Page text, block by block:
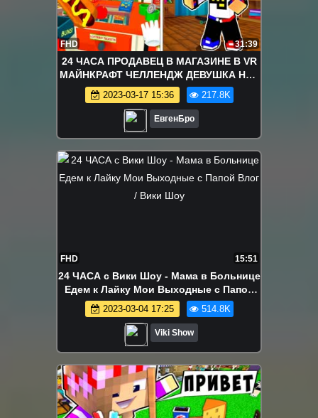
FHD 31:39
24 ЧАСА ПРОДАВЕЦ В МАГАЗИНЕ В VR
МАЙНКРАФТ ЧЕЛЛЕНДЖ ДЕВУШКА НУБ
И ПРО ВИДЕО ТРОЛЛИНГ MINECRAFT
2023-03-17 15:36 217.8K
ЕвгенБро
FHD 15:51
24 ЧАСА с Вики Шоу - Мама в Больнице
Едем к Лайку Мои Выходные с Папой
Влог / Вики Шоу
2023-03-04 17:25 514.8K
Viki Show